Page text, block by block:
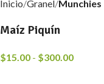
Inicio Granel Munchies
Maíz Piquín
$15.00 - $300.00